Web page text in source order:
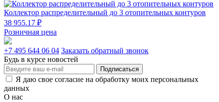
Коллектор распределительный до 3 отопительных контуров
38 955.17 ₽
Розничная цена
+7 495 644 06 04 Заказать обратный звонок
Будь в курсе новостей
Подписаться
Я даю свое согласие на обработку моих персональных
данных
О нас